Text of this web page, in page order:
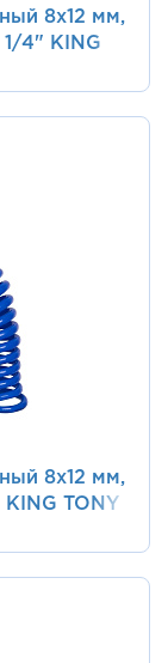
8х12 мм,
1/4" KING
8х12 мм,
TONY